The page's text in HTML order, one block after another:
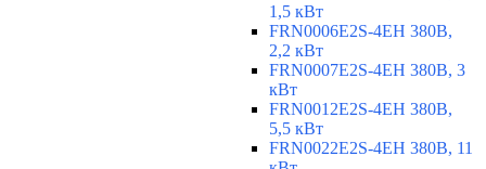
1,5 кВт
FRN0006E2S-4EH 380В,
2,2 кВт
FRN0007E2S-4EH 380В, 3
кВт
FRN0012E2S-4EH 380В,
5,5 кВт
FRN0022E2S-4EH 380В, 11